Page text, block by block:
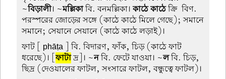
~বিড়ালী। ~মল্লিকাবি. বনমল্লিকা।কাঠে কাঠেক্রি-বিণ.
পরস্পরের জোড়ের সঙ্গে (কাঠে কাঠে মিলে গেছে); সমানে
সমানে; সেয়ানে সেয়ানে (কাঠে কাঠে লড়াই)।
ফাট [ phāṭa ] বি. বিদারণ, ফাঁক, চিড় (কাঠে ফাট
ধরেছে)। [ফাটাদ্র]। ~নবি. ফেটে যাওয়া। ~লবি. চিড়,
ছিদ্র (দেওয়ালের ফাটল, সংসারে ফাটল, বন্ধুত্বে ফাটল)।